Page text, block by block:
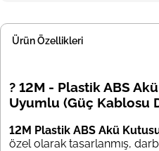
Ürün Özellikleri
? 12M - Plastik ABS
Uyumlu (Güç Kablosu
12M Plastik ABS Akü
özel olarak tasarlanmış,